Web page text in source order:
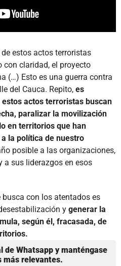
estos actos terroristas
con claridad, el proyecto
(…) Esto es una guerra contra
del Cauca. Repito, es
actos terroristas buscan
paralizar la movilización
en territorios que han
la política de nuestro
posible a las organizaciones,
sus liderazgos en esos
busca con los atentados es
y generar la
según él, fracasada, de
de Whatsapp y manténgase
más relevantes.